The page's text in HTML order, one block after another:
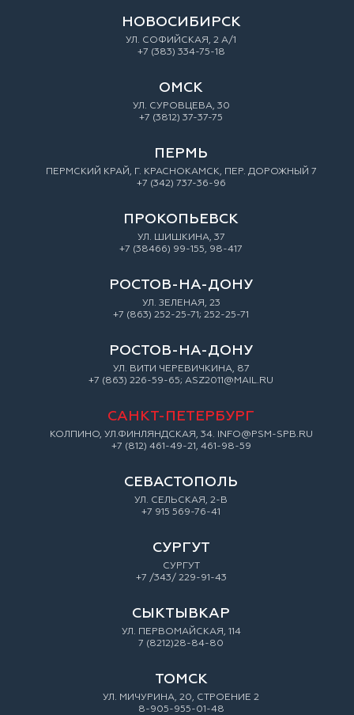
НОВОСИБИРСК
УЛ. СОФИЙСКАЯ, 2 А/1
+7 (383) 334-75-18
ОМСК
УЛ. СУРОВЦЕВА, 30
+7 (3812) 37-37-75
ПЕРМЬ
ПЕРМСКИЙ КРАЙ, Г. КРАСНОКАМСК, ПЕР. ДОРОЖНЫЙ 7
+7 (342) 737-36-96
ПРОКОПЬЕВСК
УЛ. ШИШКИНА, 37
+7 (38466) 99-155, 98-417
РОСТОВ-НА-ДОНУ
УЛ. ЗEЛEНAЯ, 23
+7 (863) 252-25-71; 252-25-71
РОСТОВ-НА-ДОНУ
УЛ. ВИТИ ЧЕРЕВИЧКИНА, 87
+7 (863) 226-59-65; ASZ2011@MAIL.RU
САНКТ-ПЕТЕРБУРГ
КОЛПИНО, УЛ.ФИНЛЯНДСКАЯ, 34. INFO@PSM-SPB.RU
+7 (812) 461-49-21, 461-98-59
СЕВАСТОПОЛЬ
УЛ. СЕЛЬСКАЯ, 2-В
+7 915 569-76-41
СУРГУТ
СУРГУТ
+7 /343/ 229-91-43
СЫКТЫВКАР
УЛ. ПЕРВОМАЙСКАЯ, 114
7 (8212)28-84-80
ТОМСК
УЛ. МИЧУРИНА, 20, СТРОЕНИЕ 2
8-905-955-01-48